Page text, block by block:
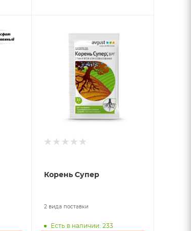
Корень Супер
2 вида поставки
Есть в наличии: 233